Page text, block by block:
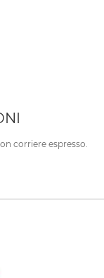
corriere espresso.